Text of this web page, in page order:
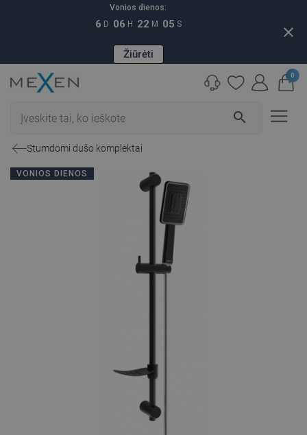
Vonios dienos:
6 D 06 H 22 M 04 S
Žiūrėti
close
search
0
Stumdomi dušo komplektai
VONIOS DIENOS